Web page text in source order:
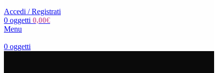
Accedi / Registrati
0 oggetti 0,00€
Menu
0 oggetti